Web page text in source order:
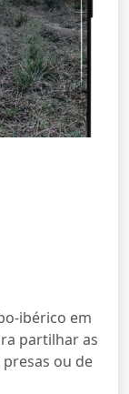
ibérico em
partilhar as
ou de